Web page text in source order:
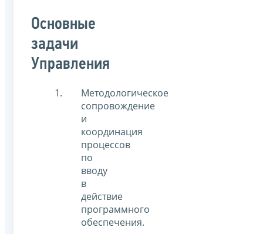
Основные
задачи
Управления
Методологическое
сопровождение
и
координация
процессов
по
вводу
в
действие
программного
обеспечения.